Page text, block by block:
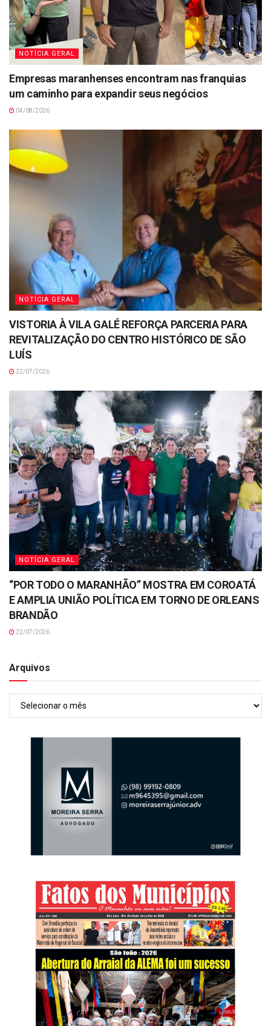
NOTÍCIA GERAL
Empresas maranhenses encontram nas franquias
um caminho para expandir seus negócios
04/08/2026
NOTÍCIA GERAL
VISTORIA À VILA GALÉ REFORÇA PARCERIA PARA
REVITALIZAÇÃO DO CENTRO HISTÓRICO DE SÃO
LUÍS
22/07/2026
NOTÍCIA GERAL
“POR TODO O MARANHÃO” MOSTRA EM COROATÁ
E AMPLIA UNIÃO POLÍTICA EM TORNO DE ORLEANS
BRANDÃO
22/07/2026
Arquivos
Arquivos